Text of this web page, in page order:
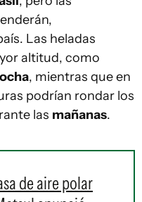
Las heladas
altitud, como
, mientras que en
podrían rondar los
las mañanas.
de aire polar